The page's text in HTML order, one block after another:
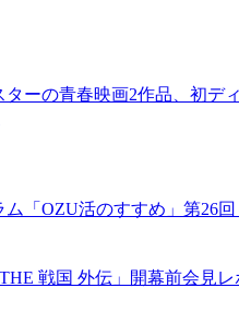
ターの青春映画2作品、初デ
ム「OZU活のすすめ」第26
戦国 外伝」開幕前会見レ